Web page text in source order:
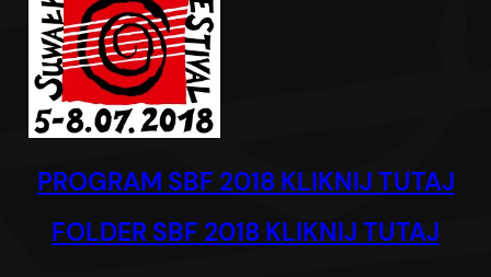
PROGRAM SBF 2018 KLIKNIJ TUTAJ
FOLDER SBF 2018 KLIKNIJ TUTAJ